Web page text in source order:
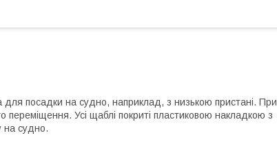
посадки на судно, наприклад, з низькою пристані. При
переміщення. Усі щаблі покриті пластиковою накладкою з
на судно.